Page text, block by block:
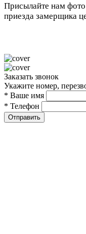
Присылайте нам
приезда замерщика
Заказать звонок
Укажите номер,
* Ваше имя
* Телефон
Отправить